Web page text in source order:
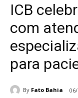
ICB
com
para
By Fato Bahia